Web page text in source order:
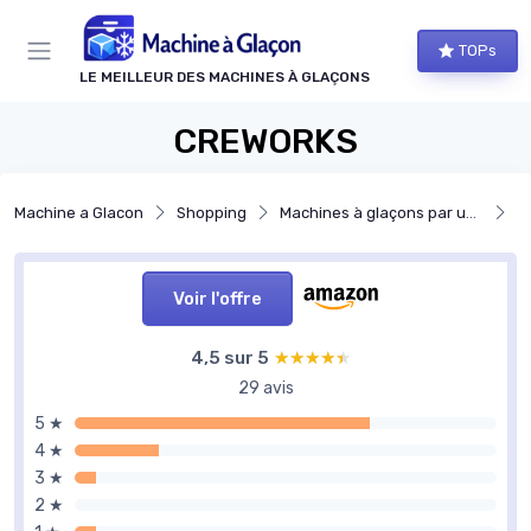
LE MEILLEUR DES MACHINES À GLAÇONS
TOPs
CREWORKS
Machine a Glacon Shopping Machines à glaçons par usage
Voir l'offre
4,5 sur 5 ★★★★★
★★★★★
29 avis
5 ★
4 ★
3 ★
2 ★
Panneau de gestion des cookies